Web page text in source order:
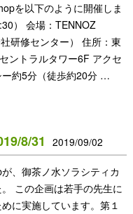
を以下のように開催しま
） 会場：TENNOZ
研修センター） 住所：東
ントラルタワー6F アクセ
約5分（徒歩約20分 …
8/31 2019/09/02
、御茶ノ水ソラシティカ
この企画は若手の先生に
に実施しています。第１